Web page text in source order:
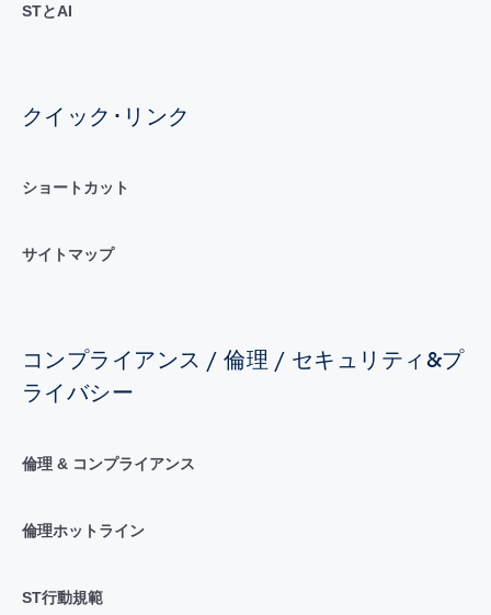
STとAI
クイック･リンク
ショートカット
サイトマップ
コンプライアンス / 倫理 / セキュリティ&プ
ライバシー
倫理 & コンプライアンス
倫理ホットライン
ST行動規範